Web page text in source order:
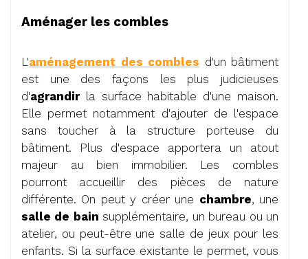
Aménager les combles
L'aménagement des combles d'un bâtiment
est une des façons les plus judicieuses
d'agrandirla surface habitable d'une maison.
Elle permet notamment d'ajouter de l'espace
sans toucher à la structure porteuse du
bâtiment. Plus d'espace apportera un atout
majeur au bien immobilier. Les combles
pourront accueillir des pièces de nature
différente. On peut y créer une chambre, une
salle de bain supplémentaire, un bureau ou un
atelier, ou peut-être une salle de jeux pour les
enfants. Si la surface existante le permet, vous